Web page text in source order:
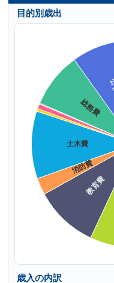
目的別歳出
歳入の内訳